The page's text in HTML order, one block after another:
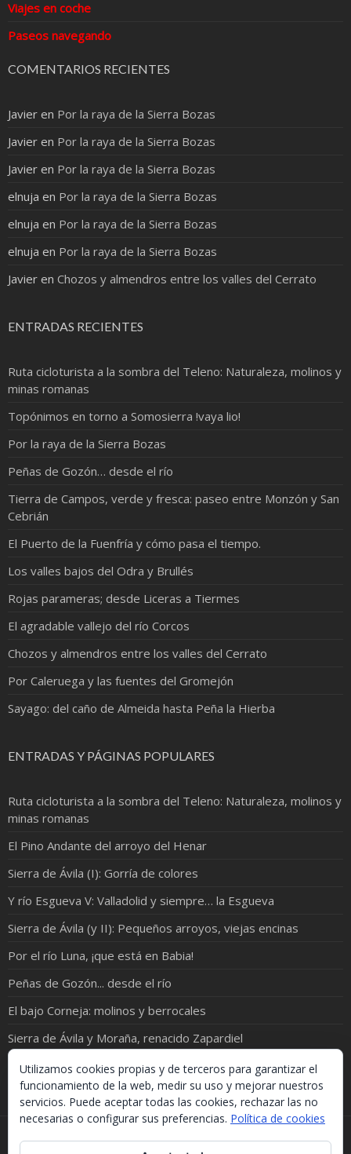
Viajes en coche
Paseos navegando
COMENTARIOS RECIENTES
Javier en Por la raya de la Sierra Bozas
Javier en Por la raya de la Sierra Bozas
Javier en Por la raya de la Sierra Bozas
elnuja en Por la raya de la Sierra Bozas
elnuja en Por la raya de la Sierra Bozas
elnuja en Por la raya de la Sierra Bozas
Javier en Chozos y almendros entre los valles del Cerrato
ENTRADAS RECIENTES
Ruta cicloturista a la sombra del Teleno: Naturaleza, molinos y
minas romanas
Topónimos en torno a Somosierra !vaya lio!
Por la raya de la Sierra Bozas
Peñas de Gozón… desde el río
Tierra de Campos, verde y fresca: paseo entre Monzón y San
Cebrián
El Puerto de la Fuenfría y cómo pasa el tiempo.
Los valles bajos del Odra y Brullés
Rojas parameras; desde Liceras a Tiermes
El agradable vallejo del río Corcos
Chozos y almendros entre los valles del Cerrato
Por Caleruega y las fuentes del Gromejón
Sayago: del caño de Almeida hasta Peña la Hierba
ENTRADAS Y PÁGINAS POPULARES
Ruta cicloturista a la sombra del Teleno: Naturaleza, molinos y
minas romanas
El Pino Andante del arroyo del Henar
Sierra de Ávila (I): Gorría de colores
Y río Esgueva V: Valladolid y siempre… la Esgueva
Sierra de Ávila (y II): Pequeños arroyos, viejas encinas
Por el río Luna, ¡que está en Babia!
Peñas de Gozón... desde el río
El bajo Corneja: molinos y berrocales
Sierra de Ávila y Moraña, renacido Zapardiel
Río Pirón: de Samboal a Peñacarrasquilla
Si necesitas algo de este blog puedes cogerlo, lo único
Utilizamos cookies propias y de terceros para garantizar el
funcionamiento de la web, medir su uso y mejorar nuestros
servicios. Puede aceptar todas las cookies, rechazar las no
necesarias o configurar sus preferencias. Política de cookies